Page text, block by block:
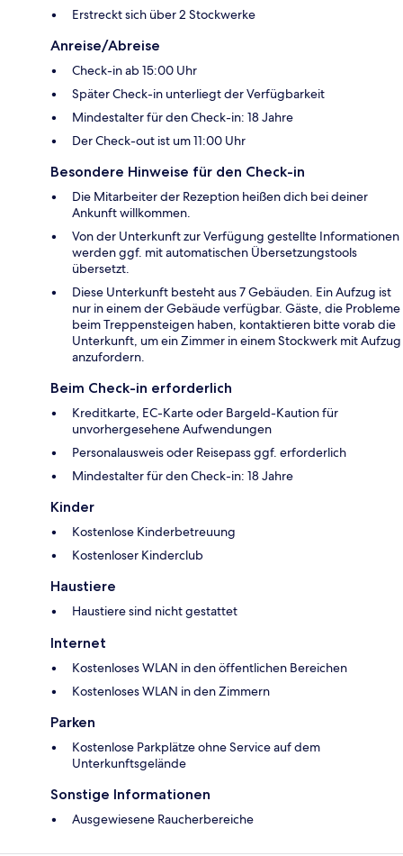
Erstreckt sich über 2 Stockwerke
Anreise/Abreise
Check-in ab 15:00 Uhr
Später Check-in unterliegt der Verfügbarkeit
Mindestalter für den Check-in: 18 Jahre
Der Check-out ist um 11:00 Uhr
Besondere Hinweise für den Check-in
Die Mitarbeiter der Rezeption heißen dich bei deiner
Ankunft willkommen.
Von der Unterkunft zur Verfügung gestellte Informationen
werden ggf. mit automatischen Übersetzungstools
übersetzt.
Diese Unterkunft besteht aus 7 Gebäuden. Ein Aufzug ist
nur in einem der Gebäude verfügbar. Gäste, die Probleme
beim Treppensteigen haben, kontaktieren bitte vorab die
Unterkunft, um ein Zimmer in einem Stockwerk mit Aufzug
anzufordern.
Beim Check-in erforderlich
Kreditkarte, EC-Karte oder Bargeld-Kaution für
unvorhergesehene Aufwendungen
Personalausweis oder Reisepass ggf. erforderlich
Mindestalter für den Check-in: 18 Jahre
Kinder
Kostenlose Kinderbetreuung
Kostenloser Kinderclub
Haustiere
Haustiere sind nicht gestattet
Internet
Kostenloses WLAN in den öffentlichen Bereichen
Kostenloses WLAN in den Zimmern
Parken
Kostenlose Parkplätze ohne Service auf dem
Unterkunftsgelände
Sonstige Informationen
Ausgewiesene Raucherbereiche